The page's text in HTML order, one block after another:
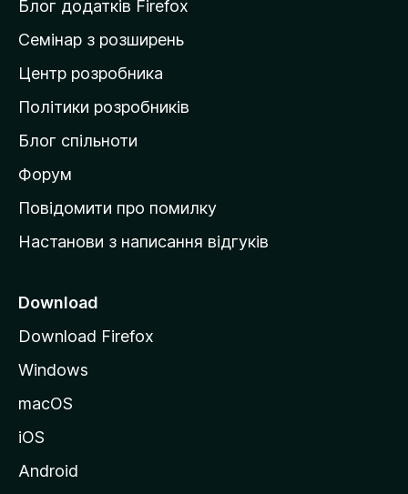
а
д
о
і
в
к
M
z
l
l
Блог додатків Firefox
Семінар з розширень
Центр розробника
Політики розробників
Блог спільноти
Форум
Повідомити про помилку
Настанови з написання відгуків
Download
Download Firefox
Windows
macOS
iOS
Android